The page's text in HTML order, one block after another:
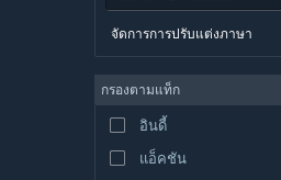
สเปน
สเปน-ลาตินอเมริกา
กรีก
จัดการการปรับแต่งภาษา
กรองตามแท็ก
อินดี้
แอ็คชัน